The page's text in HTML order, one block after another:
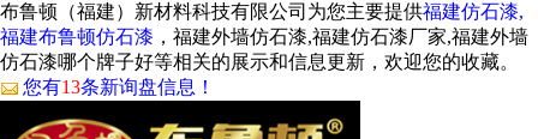
布鲁顿（福建）新材料科技有限公司为您主要提供福建仿石漆,
福建布鲁顿仿石漆 ，福建外墙仿石漆,福建仿石漆厂家,福建外墙
仿石漆哪个牌子好等相关的展示和信息更新，欢迎您的收藏。
您有13条新询盘信息！